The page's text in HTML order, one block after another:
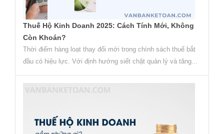
Thuế Hộ Kinh Doanh 2025: Cách Tính Mới, Không
Còn Khoán?
Thời điểm hàng loạt thay đổi mới trong chính sách thuế bắt
đầu có hiệu lực. Với định hướng siết chặt quản lý và tăng...